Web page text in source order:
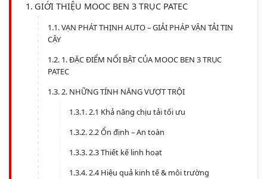
GIỚI THIỆU MOOC BEN 3 TRỤC PATEC
VẠN PHÁT THỊNH AUTO – GIẢI PHÁP VẬN TẢI TIN
CẬY
1. ĐẶC ĐIỂM NỔI BẬT CỦA MOOC BEN 3 TRỤC
PATEC
2. NHỮNG TÍNH NĂNG VƯỢT TRỘI
2.1 Khả năng chịu tải tối ưu
2.2 Ổn định – An toàn
2.3 Thiết kế linh hoạt
2.4 Hiệu quả kinh tế & môi trường